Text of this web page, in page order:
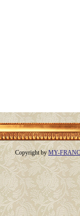
Copyright by MY-